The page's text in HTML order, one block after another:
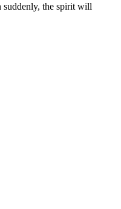
suddenly, the spirit will